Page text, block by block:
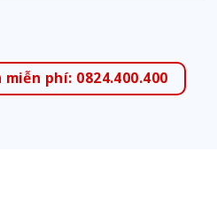
phí: 0824.400.400